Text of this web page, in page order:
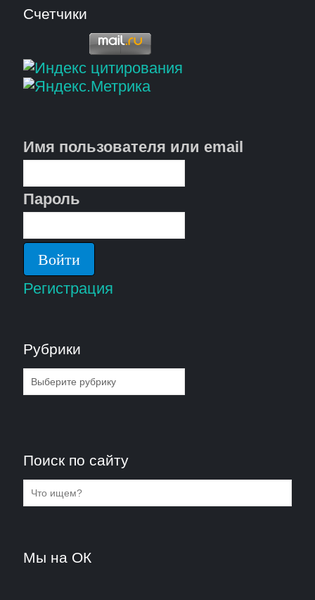
Счетчики
Имя пользователя или email
Пароль
Регистрация
Рубрики
Рубрики
Поиск по сайту
Мы на ОК